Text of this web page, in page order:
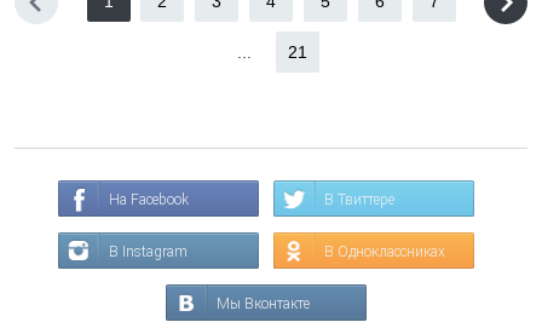
21
На Facebook В Твиттере
В Instagram В Одноклассниках
Мы Вконтакте